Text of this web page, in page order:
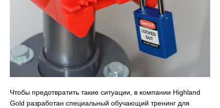
Чтобы предотвратить такие ситуации, в компании Highland
Gold разработан специальный обучающий тренинг для